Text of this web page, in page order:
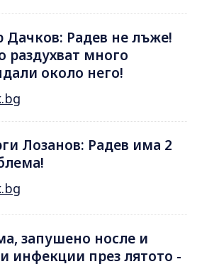
Дачков: Радев не лъже!
раздухват много
около него!
Лозанов: Радев има 2
запушено носле и
инфекции през лятотo -